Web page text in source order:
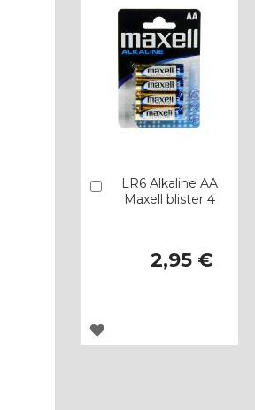
LR6 Alkaline AA
Maxell blister 4
2,95 €
Añadir
AGREGAR